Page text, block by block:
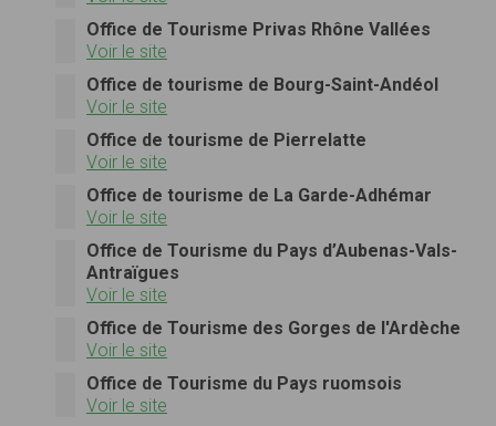
Office de Tourisme Privas Rhône Vallées
Voir le site
Office de tourisme de Bourg-Saint-Andéol
Voir le site
Office de tourisme de Pierrelatte
Voir le site
Office de tourisme de La Garde-Adhémar
Voir le site
Office de Tourisme du Pays d’Aubenas-Vals-
Antraïgues
Voir le site
Office de Tourisme des Gorges de l'Ardèche
Voir le site
Office de Tourisme du Pays ruomsois
Voir le site